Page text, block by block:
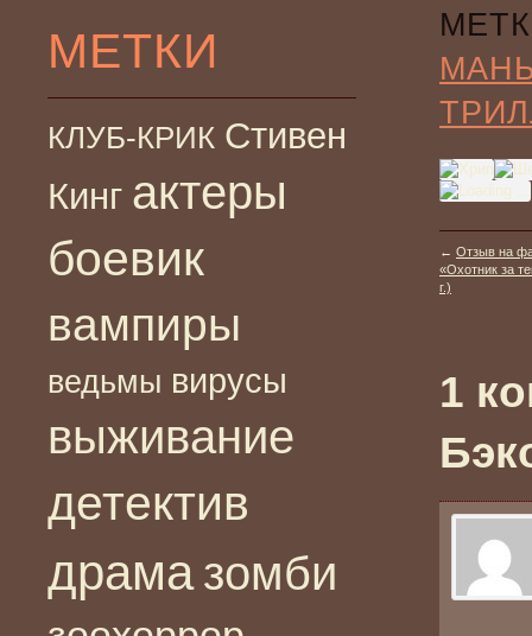
МЕТКИ
КЛУБ-КРИК Стивен
Кинг актеры
боевик
вампиры
ведьмы вирусы
выживание
детектив
драма зомби
← Отзыв на
«Охотник за
г.)
1